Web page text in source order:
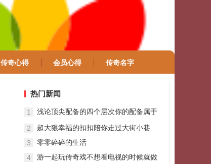
传奇心得 会员心得 传奇名字
热门新闻
1
浅论顶尖配备的四个层次你的配备属于
2
超大狠幸福的扣扣陪你走过大街小巷
3
零零碎碎的生活
4
游一起玩传奇戏不想看电视的时候就做